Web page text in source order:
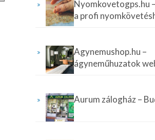
Nyomkovetogps.hu
a profi
Agynemushop.hu –
ágyneműhuzatok
Aurum zálogház –